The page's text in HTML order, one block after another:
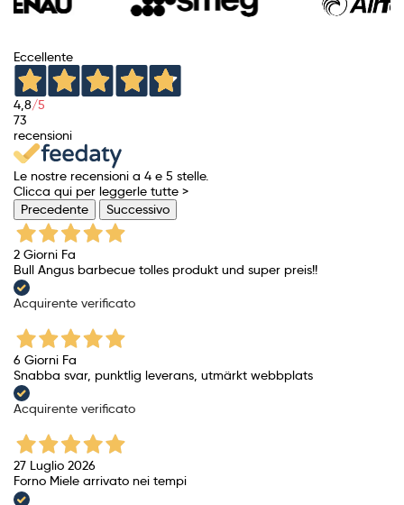
Eccellente
4,8/5
73
recensioni
Le nostre recensioni a 4 e 5 stelle.
Clicca qui per leggerle tutte >
Precedente
Successivo
2 Giorni Fa
Bull Angus barbecue tolles produkt und super preis!!
Acquirente verificato
6 Giorni Fa
Snabba svar, punktlig leverans, utmärkt webbplats
Acquirente verificato
27 Luglio 2026
Forno Miele arrivato nei tempi